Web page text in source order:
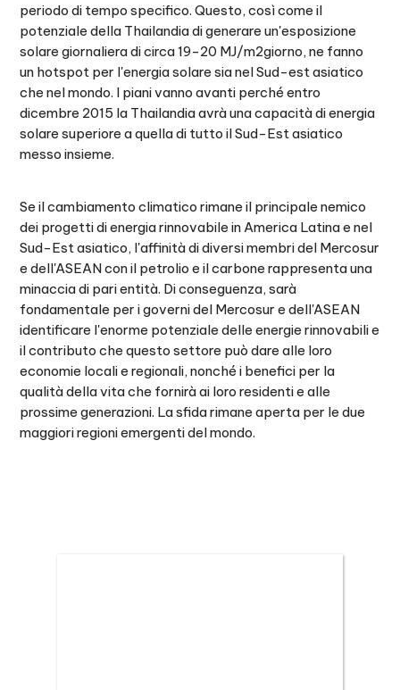
periodo di tempo specifico. Questo, così come il
potenziale della Thailandia di generare un'esposizione
solare giornaliera di circa 19-20 MJ/m2giorno, ne fanno
un hotspot per l'energia solare sia nel Sud-est asiatico
che nel mondo. I piani vanno avanti perché entro
dicembre 2015 la Thailandia avrà una capacità di energia
solare superiore a quella di tutto il Sud-Est asiatico
messo insieme.
Se il cambiamento climatico rimane il principale nemico
dei progetti di energia rinnovabile in America Latina e nel
Sud-Est asiatico, l'affinità di diversi membri del Mercosur
e dell'ASEAN con il petrolio e il carbone rappresenta una
minaccia di pari entità. Di conseguenza, sarà
fondamentale per i governi del Mercosur e dell'ASEAN
identificare l'enorme potenziale delle energie rinnovabili e
il contributo che questo settore può dare alle loro
economie locali e regionali, nonché i benefici per la
qualità della vita che fornirà ai loro residenti e alle
prossime generazioni. La sfida rimane aperta per le due
maggiori regioni emergenti del mondo.